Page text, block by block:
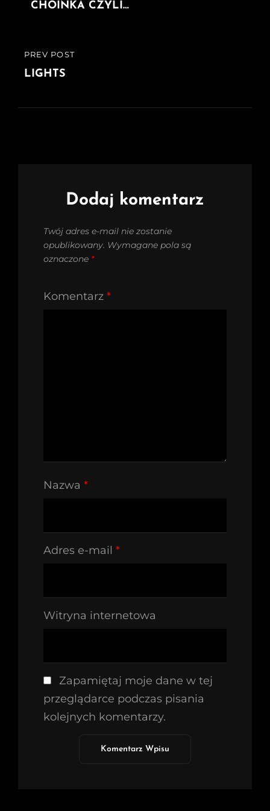
wpisu
PREVIOUS
POST
PREV POST
LIGHTS
POST
CHOINKA CZYLI…
Dodaj komentarz
Twój adres e-mail nie zostanie
opublikowany. Wymagane pola są
oznaczone *
Komentarz *
Nazwa *
Adres e-mail *
Witryna internetowa
Zapamiętaj moje dane w tej
przeglądarce podczas pisania
kolejnych komentarzy.